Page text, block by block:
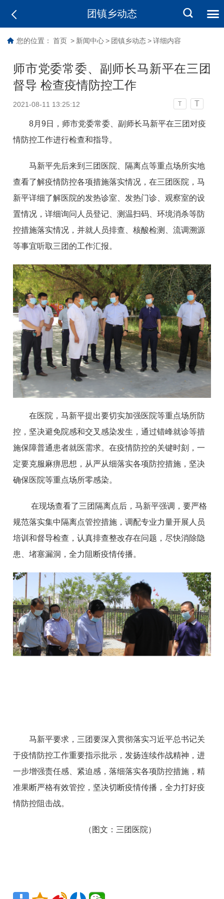
团镇乡动态
您的位置： 首页 > 新闻中心 > 团镇乡动态 > 详细内容
师市党委常委、副师长马新平在三团
督导 检查疫情防控工作
2021-08-11 13:25:12 T T
8月9日，师市党委常委、副师长马新平在三团对疫
情防控工作进行检查和指导。
马新平先后来到三团医院、隔离点等重点场所实地
查看了解疫情防控各项措施落实情况，在三团医院，马
新平详细了解医院的发热诊室、发热门诊、观察室的设
置情况，详细询问人员登记、测温扫码、环境消杀等防
控措施落实情况，并就人员排查、核酸检测、流调溯源
等事宜听取三团的工作汇报。
在医院，马新平提出要切实加强医院等重点场所防
控，坚决避免院感和交叉感染发生，通过错峰就诊等措
施保障普通患者就医需求。在疫情防控的关键时刻，一
定要克服麻痹思想，从严从细落实各项防控措施，坚决
确保医院等重点场所零感染。
在现场查看了三团隔离点后，马新平强调，要严格
规范落实集中隔离点管控措施，调配专业力量开展人员
培训和督导检查，认真排查整改存在问题，尽快消除隐
患、堵塞漏洞，全力阻断疫情传播。
马新平要求，三团要深入贯彻落实习近平总书记关
于疫情防控工作重要指示批示，发扬连续作战精神，进
一步增强责任感、紧迫感，落细落实各项防控措施，精
准果断严格有效管控，坚决切断疫情传播，全力打好疫
情防控阻击战。
（图文：三团医院）